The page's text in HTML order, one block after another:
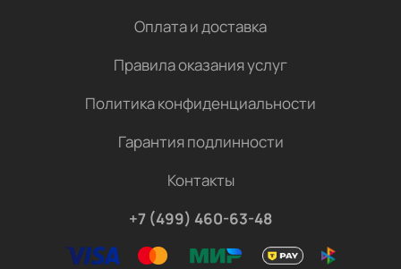
Оплата и доставка
Правила оказания услуг
Политика конфиденциальности
Гарантия подлинности
Контакты
+7 (499) 460-63-48